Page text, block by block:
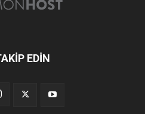
EDİN